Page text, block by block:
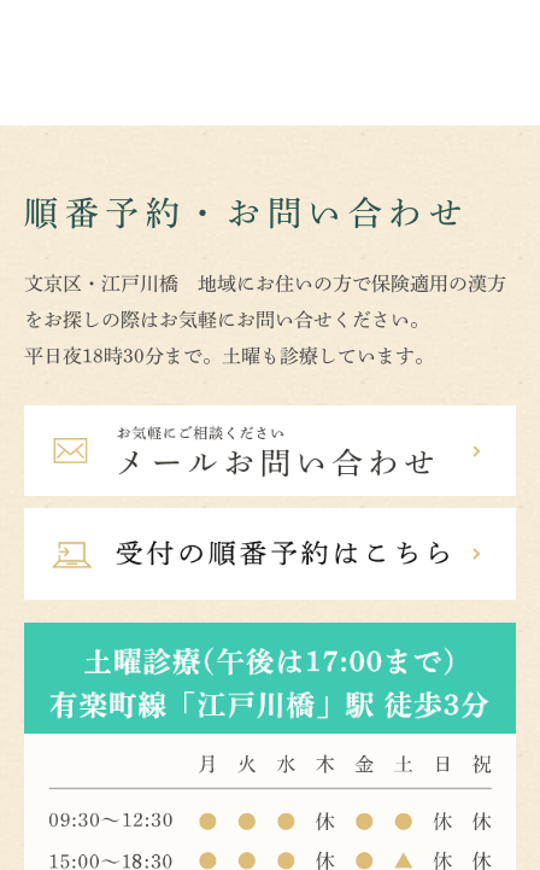
順番予約・お問い合わせ
文京区・江戸川橋 地域にお住いの方で保険適用の漢方
をお探しの際はお気軽にお問い合せください。
平日夜18時30分まで。土曜も診療しています。